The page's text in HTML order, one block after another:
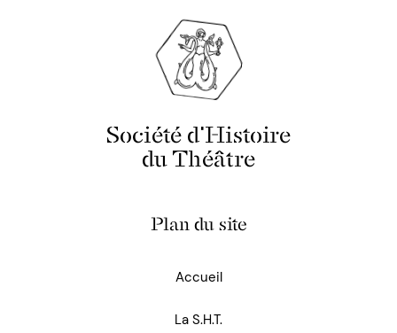
Société d'Histoire
du Théâtre
Plan du site
Accueil
La S.H.T.